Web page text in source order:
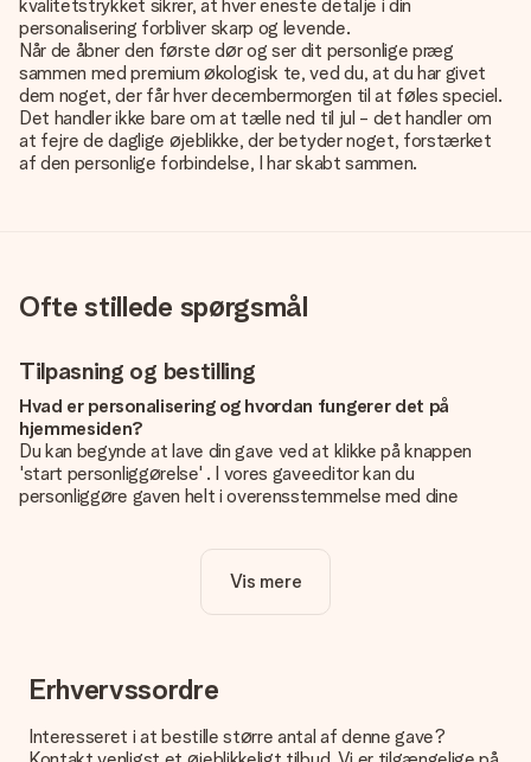
kvalitetstrykket sikrer, at hver eneste detalje i din
personalisering forbliver skarp og levende.
Når de åbner den første dør og ser dit personlige præg
sammen med premium økologisk te, ved du, at du har givet
dem noget, der får hver decembermorgen til at føles speciel.
Det handler ikke bare om at tælle ned til jul - det handler om
at fejre de daglige øjeblikke, der betyder noget, forstærket
af den personlige forbindelse, I har skabt sammen.
Ofte stillede spørgsmål
Tilpasning og bestilling
Hvad er personalisering og hvordan fungerer det på
hjemmesiden?
Du kan begynde at lave din gave ved at klikke på knappen
'start personliggørelse' . I vores gaveeditor kan du
personliggøre gaven helt i overensstemmelse med dine
Er personalisering inkluderet i prisen?
Prisen der vises på hjemmesiden omfatter personliggørelse
Hvordan ved jeg, om mit billede har den rigtige kvalitet?
Vi vil være sikre på, at du er helt tilfreds med din gave. Derfor
om kvaliteten af dit billede, kan du kontakte vores
Vis mere
Erhvervssordre
Interesseret i at bestille større antal af denne gave?